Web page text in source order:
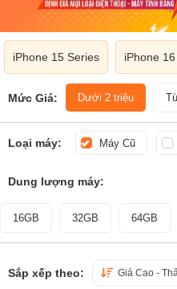
iPhone 15 Series iPhone
Mức Giá: Dưới 2 triệu
Loại máy: Máy Cũ
Dung lượng máy:
16GB 32GB 64GB
Sắp xếp theo: Giá Cao -